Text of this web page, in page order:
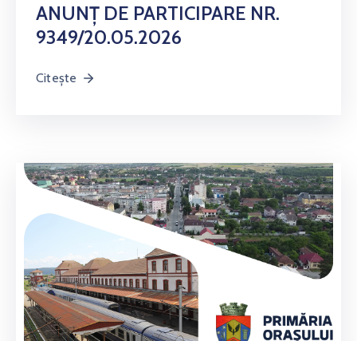
ANUNȚ DE PARTICIPARE NR.
9349/20.05.2026
Citește